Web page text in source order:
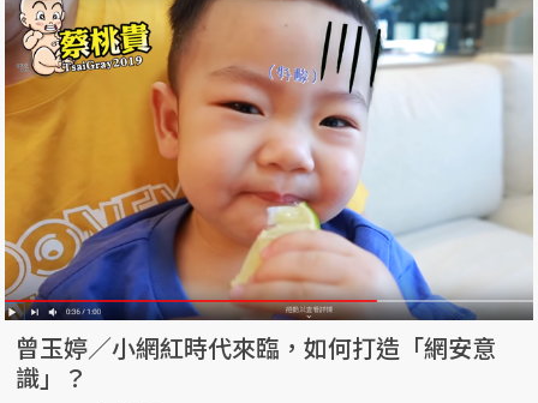
曾玉婷／小網紅時代來臨，如何打造「網安意
識」？